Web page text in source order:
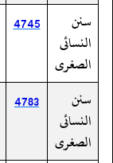
سنن
النسائى
الصغرى
4745
سنن
النسائى
الصغرى
4783